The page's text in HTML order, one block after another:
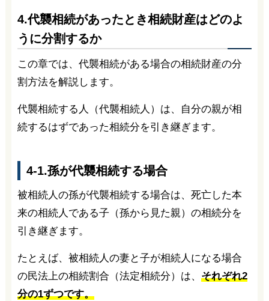
4.代襲相続があったとき相続財産はどのよ
うに分割するか
この章では、代襲相続がある場合の相続財産の分
割方法を解説します。
代襲相続する人（代襲相続人）は、自分の親が相
続するはずであった相続分を引き継ぎます。
4-1.孫が代襲相続する場合
被相続人の孫が代襲相続する場合は、死亡した本
来の相続人である子（孫から見た親）の相続分を
引き継ぎます。
たとえば、被相続人の妻と子が相続人になる場合
の民法上の相続割合（法定相続分）は、 それぞれ2
分の1ずつです。